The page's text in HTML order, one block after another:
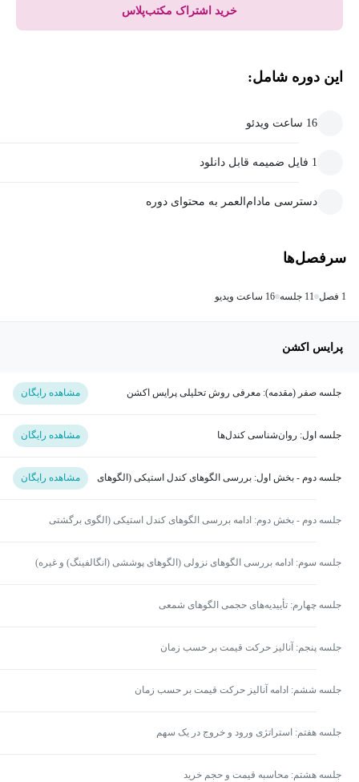
خرید اشتراک مکتب‌پلاس
این دوره شامل:
16 ساعت ویدئو
1 فایل ضمیمه قابل دانلود
دسترسی مادام‌العمر به محتوای دوره
سرفصل‌ها
1 فصل 11 جلسه 16 ساعت ویدیو
پرایس اکشن
جلسه صفر (مقدمه): معرفی روش تحلیلی پرایس اکشن مشاهده رایگان
جلسه اول: روان‌شناسی کندل‌ها مشاهده رایگان
جلسه دوم - بخش اول: بررسی الگوهای کندل استیکی (الگوهای
مشاهده رایگان
جلسه دوم - بخش دوم: ادامه بررسی الگوهای کندل استیکی (الگوی برگشتی
جلسه سوم: ادامه بررسی الگوهای نزولی (الگوهای پوششی (انگالفینگ) و غیره)
جلسه چهارم: تأییدیه‌های حجمی الگوهای شمعی
جلسه پنجم: آنالیز حرکت قیمت بر حسب زمان
جلسه ششم: ادامه آنالیز حرکت قیمت بر حسب زمان
جلسه هفتم: استراتژی ورود و خروج در یک سهم
جلسه هشتم: محاسبه قیمت و حجم خرید